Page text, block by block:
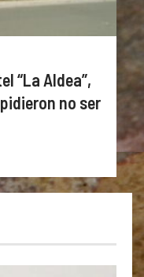
“La Aldea”,
no ser